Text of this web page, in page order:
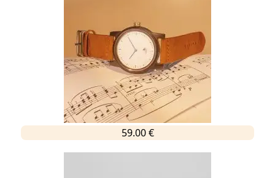
59.00 €